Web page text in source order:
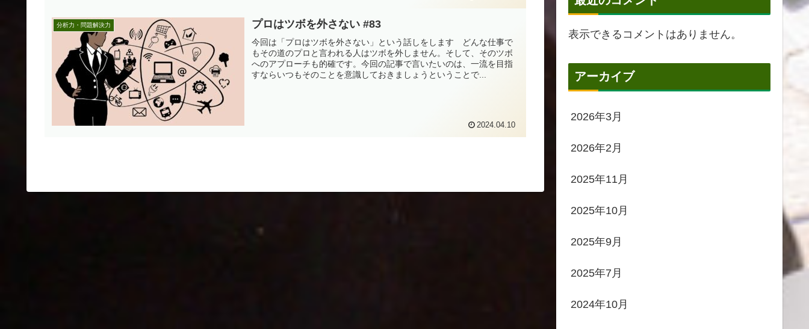
分析力・問題解決力 プロはツボを外さない #83
今回は「プロはツボを外さない」という話しをします どんな仕事で
もその道のプロと言われる人はツボを外しません。そして、そのツボ
へのアプローチも的確です。今回の記事で言いたいのは、一流を目指
すならいつもそのことを意識しておきましょうということで...
2024.04.10
表示できるコメントはありません。
アーカイブ
2026年3月
2026年2月
2025年11月
2025年10月
2025年9月
2025年7月
2024年10月